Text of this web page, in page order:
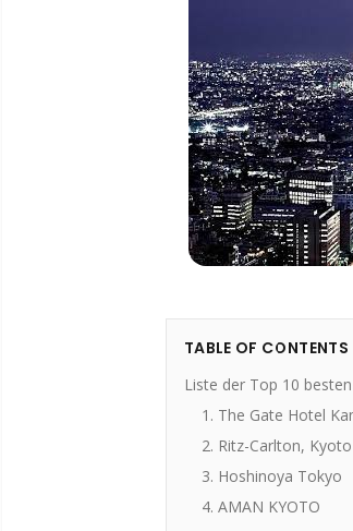
TABLE OF CONTENTS
Liste der Top 10
1. The Gate Hotel
2. Ritz-Carlton, Kyoto
3. Hoshinoya Tokyo
4. AMAN KYOTO